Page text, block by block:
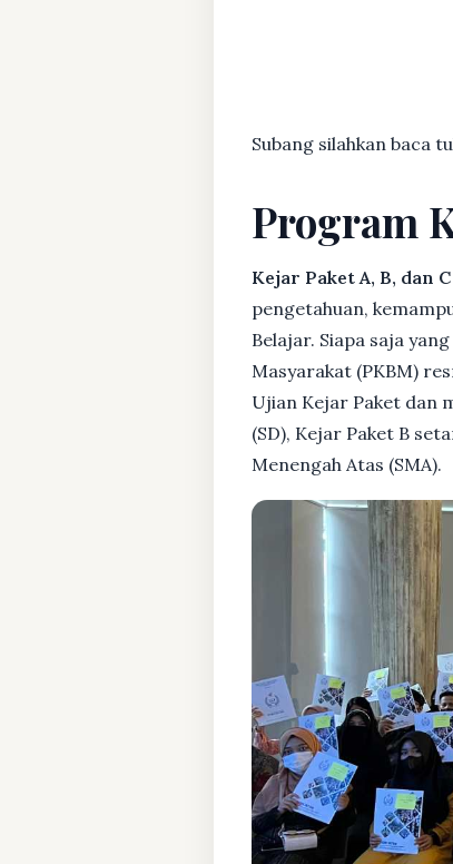
Subang silahkan baca
Program
Kejar Paket A, B, dan C
pengetahuan,
Belajar. Siapa saja
Masyarakat (PKBM)
Ujian Kejar Paket dan
(SD), Kejar Paket B
Menengah Atas (SMA).